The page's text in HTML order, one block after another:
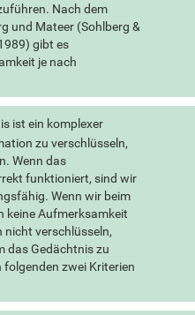
Nach dem
und Mateer (Sohlberg &
gibt es
je nach
ist ein komplexer
zu verschlüsseln,
Wenn das
funktioniert, sind wir
Wenn wir beim
keine Aufmerksamkeit
nicht verschlüsseln,
das Gedächtnis zu
zwei Kriterien